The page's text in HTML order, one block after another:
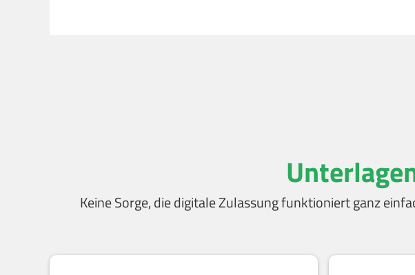
Keine Sorge, die digitale Zulassung funktioniert ganz